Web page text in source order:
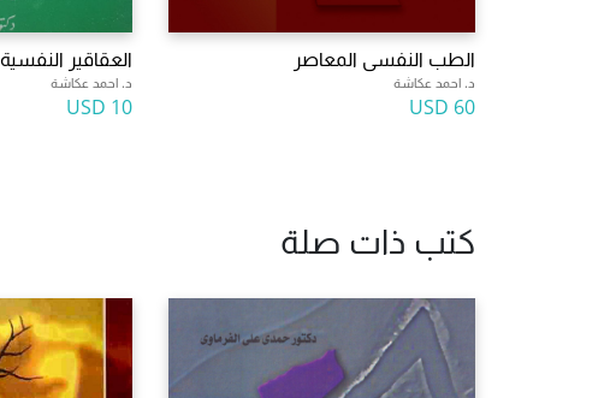
الطب النفسى المعاصر
د. احمد عكاشة
60 USD
العقاقير النفسية
د. احمد عكاشة
10 USD
كتب ذات صلة